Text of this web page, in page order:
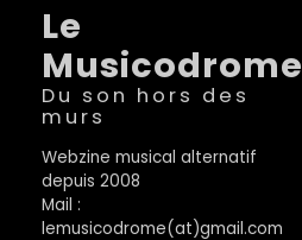
Le
Musicodrome
Du son hors des
murs
Webzine musical alternatif
depuis 2008
Mail :
lemusicodrome(at)gmail.com